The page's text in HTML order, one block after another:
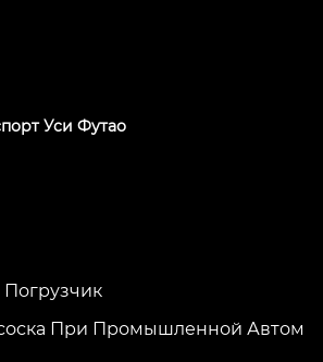
Уси Футао
Погрузчик
При Промышленной Автом